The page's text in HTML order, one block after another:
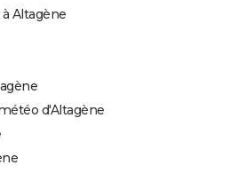
Altagène
d'Altagène